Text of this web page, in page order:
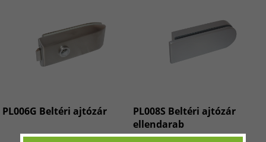
PL006G Beltéri ajtózár
PL008S Beltéri ajtózár
ellendarab